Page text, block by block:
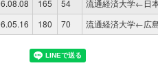
165 54
流通経済大学←日
180 70 流通経済大学←広